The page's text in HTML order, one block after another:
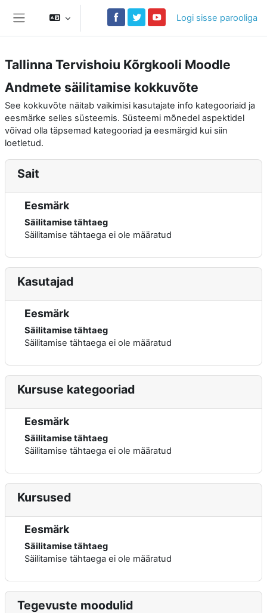
Jäta vahele peasisuni
Logi sisse parooliga
Tallinna Tervishoiu Kõrgkooli Moodle
Andmete säilitamise kokkuvõte
See kokkuvõte näitab vaikimisi kasutajate info kategooriaid ja
eesmärke selles süsteemis. Süsteemi mõnedel aspektidel
võivad olla täpsemad kategooriad ja eesmärgid kui siin
loetletud.
Sait
Eesmärk
Säilitamise tähtaeg
Säilitamise tähtaega ei ole määratud
Kasutajad
Eesmärk
Säilitamise tähtaeg
Säilitamise tähtaega ei ole määratud
Kursuse kategooriad
Eesmärk
Säilitamise tähtaeg
Säilitamise tähtaega ei ole määratud
Kursused
Eesmärk
Säilitamise tähtaeg
Säilitamise tähtaega ei ole määratud
Tegevuste moodulid